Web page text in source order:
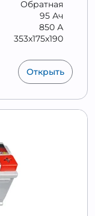
Обратная
95 Ач
850 А
353x175x190
Открыть